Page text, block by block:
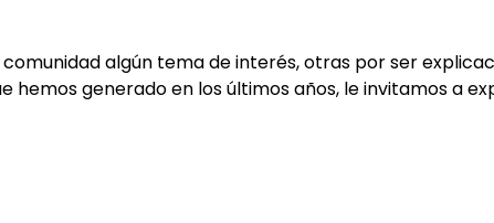
algún tema de interés, otras por ser
hemos generado en los últimos años, le invitamos a